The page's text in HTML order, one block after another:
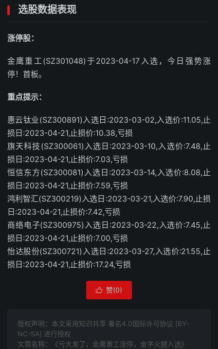
选股数据表现
涨停股：
金鹰重工(SZ301048)于2023-04-17入选，今日强势涨
停！首板。
重点提示：
惠云钛业(SZ300891)入选日:2023-03-02,入选价:11.05,止
损日:2023-04-21,止损价:10.38,亏损
旗天科技(SZ300061)入选日:2023-03-10,入选价:7.48,止
损日:2023-04-21,止损价:7.03,亏损
恒信东方(SZ300081)入选日:2023-03-14,入选价:8.08,止
损日:2023-04-21,止损价:7.59,亏损
鸿利智汇(SZ300219)入选日:2023-03-21,入选价:7.90,止损
日:2023-04-21,止损价:7.42,亏损
商络电子(SZ300975)入选日:2023-03-22,入选价:7.45,止
损日:2023-04-21,止损价:7.00,亏损
怡达股份(SZ300721)入选日:2023-03-27,入选价:21.55,止
损日:2023-04-21,止损价:17.24,亏损
 赞(0)
版权声明：本文采用知识共享 署名4.0国际许可协议 [BY-
NC-SA] 进行授权
文章名称：《亏大发了，金鹰重工涨停，金字火腿入选》